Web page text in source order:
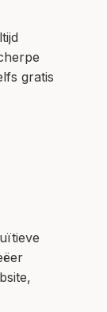
gratis